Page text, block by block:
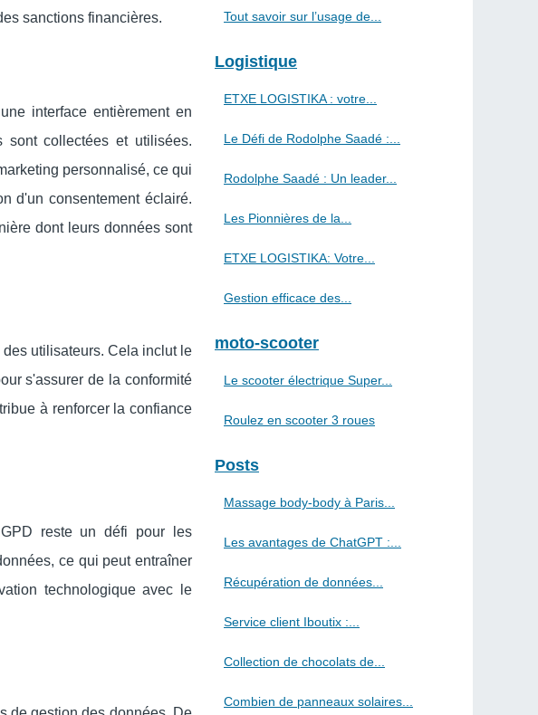
sanctions financières.
interface entièrement en
sont collectées et utilisées.
personnalisé, ce qui
d'un consentement éclairé.
dont leurs données sont
utilisateurs. Cela inclut le
s'assurer de la conformité
à renforcer la confiance
reste un défi pour les
ce qui peut entraîner
technologique avec le
Tout savoir sur l’usage de...
Logistique
ETXE LOGISTIKA : votre...
Le Défi de Rodolphe Saadé :...
Rodolphe Saadé : Un leader...
Les Pionnières de la...
ETXE LOGISTIKA: Votre...
Gestion efficace des...
moto-scooter
Le scooter électrique Super...
Roulez en scooter 3 roues
Posts
Massage body-body à Paris...
Les avantages de ChatGPT :...
Récupération de données...
Service client Iboutix :...
Collection de chocolats de...
Combien de panneaux solaires...